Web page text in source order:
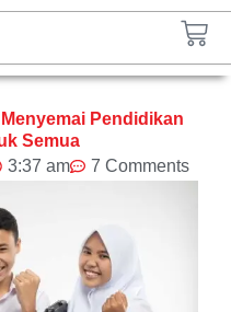
Pendidikan
Semua
3:37 am 7 Comments